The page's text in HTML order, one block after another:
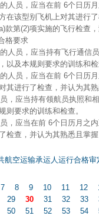
人员，应当在前 6个日历
在该型别飞机上对其进行
款第(2)项实施的飞行检查，
格要求
人员，应当持有飞行通信
以及本规则要求的训练和检
人员，应当在前 6个日历
其进行了检查，并认为其
，应当持有领航员执照和
则要求的训练和检查。
，应当在前 6个日历月之
检查，并认为其熟悉且掌
航空运输承运人运行合格审
7 8 9 10 11 12
29 30 31 32 33
50 51 52 53 54